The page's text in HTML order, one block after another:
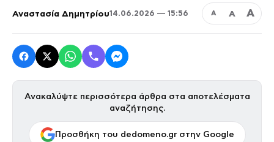
Αναστασία Δημητρίου14.06.2026 — 15:56 Α Α Α
Ανακαλύψτε περισσότερα άρθρα στα αποτελέσματα
αναζήτησης.
Προσθήκη του dedomeno.gr στην Google